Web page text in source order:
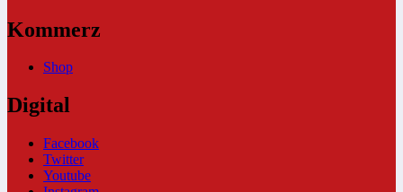
Kommerz
Shop
Digital
Facebook
Twitter
Youtube